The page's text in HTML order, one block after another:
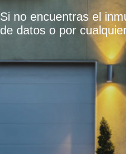
Si no encuentras el
de datos o por